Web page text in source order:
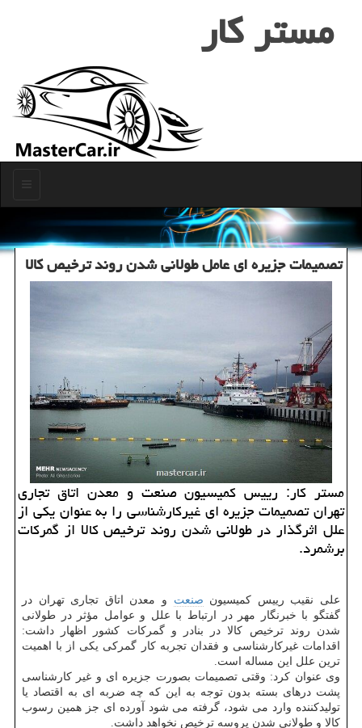
مستر كار
تصمیمات جزیره ای عامل طولانی شدن روند ترخیص کالا
مستر کار: رییس کمیسیون صنعت و معدن اتاق تجاری
تهران تصمیمات جزیره ای غیرکارشناسی را به عنوان یکی از
علل اثرگذار در طولانی شدن روند ترخیص کالا از گمرکات
برشمرد.
علی نقیب رییس کمیسیون صنعت و معدن اتاق تجاری تهران در
گفتگو با خبرنگار مهر در ارتباط با علل و عوامل مؤثر در طولانی
شدن روند ترخیص کالا در بنادر و گمرکات کشور اظهار داشت:
اقدامات غیرکارشناسی و فقدان تجربه کار گمرکی یکی از با اهمیت
ترین علل این مساله است.
وی عنوان کرد: وقتی تصمیمات بصورت جزیره ای و غیر کارشناسی
پشت درهای بسته بدون توجه به این که چه ضربه ای به اقتصاد یا
تولیدکننده وارد می شود، گرفته می شود آورده ای جز همین رسوب
کالا و طولانی شدن پروسه ترخیص نخواهد داشت.